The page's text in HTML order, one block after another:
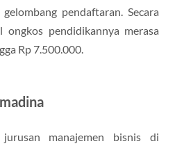
pendaftaran. Secara
ongkos pendidikannya merasa
Rp 7.500.000.
manajemen bisnis di